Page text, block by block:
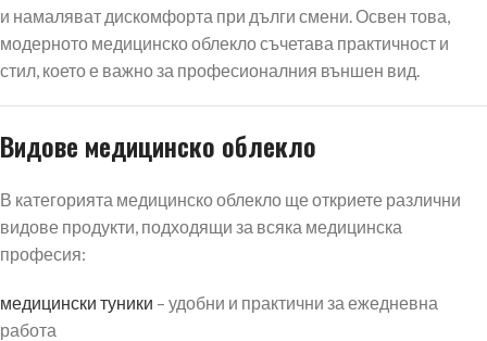
и намаляват дискомфорта при дълги смени. Освен това,
модерното медицинско облекло съчетава практичност и
стил, което е важно за професионалния външен вид.
Видове медицинско облекло
В категорията медицинско облекло ще откриете различни
видове продукти, подходящи за всяка медицинска
професия:
медицински туники – удобни и практични за ежедневна
работа